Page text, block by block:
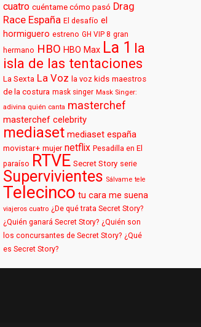
cuatro cuéntame cómo pasó Drag
Race España El desafío el
hormiguero estreno GH VIP 8 gran
hermano HBO HBO Max La 1 la
isla de las tentaciones
La Sexta La Voz la voz kids maestros
de la costura mask singer Mask Singer:
adivina quién canta masterchef
masterchef celebrity
mediaset mediaset españa
movistar+ mujer netflix Pesadilla en El
paraíso RTVE Secret Story serie
Supervivientes Sálvame tele
Telecinco tu cara me suena
viajeros cuatro ¿De qué trata Secret Story?
¿Quién ganará Secret Story? ¿Quién son
los concursantes de Secret Story? ¿Qué
es Secret Story?